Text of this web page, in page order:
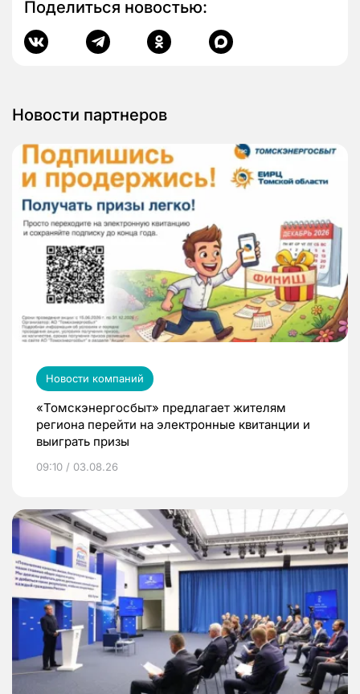
Поделиться новостью:
Новости партнеров
Новости компаний
«Томскэнергосбыт» предлагает жителям
региона перейти на электронные квитанции и
выиграть призы
09:10 / 03.08.26